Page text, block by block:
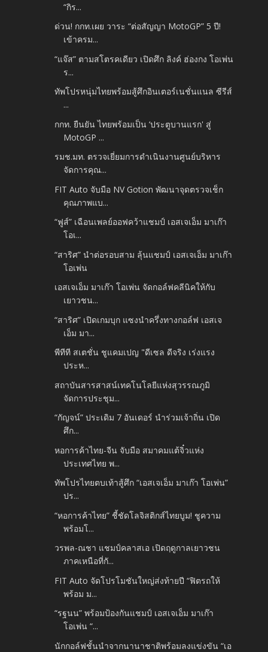
“กิร...
ด่วน! กกท.เผย วาระ “ต่อสัญญา MotoGP” 5 ปี!
เข้าครม...
“แจ๊ส” ตามสโตรคเดียว เปิดศึก ลิงค์ ฮ่องกง โอเพ่น
ร...
ทัพโปรหนุ่มไทยพร้อมสู้ศึกอินเตอร์เนชั่นแนล ซีรีส์
...
กกท. ยืนยัน ไทยพร้อมเป็น ‘ประตูบานแรก' สู่
MotoGP ...
รมช.มท. ตรวจเยี่ยมการดำเนินงานศูนย์บริหาร
จัดการคุณ...
FIT Auto จับมือ NV Gotion พัฒนาจุดตรวจเช็ก
คุณภาพแบ...
“ฟูส์” เฉือนเพลย์ออฟคว้าแชมป์ เอสเจเอ็ม มาเก๊า
โอเ...
“สาริศ” นำต่อรอบสาม ลุ้นแชมป์ เอสเจเอ็ม มาเก๊า
โอเพ่น
เอสเจเอ็ม มาเก๊า โอเพ่น จัดกอล์ฟคลีนิคให้กับ
เยาวชน...
“สาริศ” เปิดเกมบุก แซงนำครึ่งทางกอล์ฟ เอสเจ
เอ็ม มา...
พีทีที สเตชั่น ชูแคมเปญ "ดีเซล ดีจริง เร่งแรง
ประห...
สถาบันสารสาสน์เทคโนโลยีแห่งสุวรรณภูมิ
จัดการประชุม...
“กัญจน์” ประเดิม 7 อันเดอร์ นำร่วมเจ้าถิ่น เปิด
ศึก...
หอการค้าไทย-จีน จับมือ สมาคมแต้จิ๋วแห่ง
ประเทศไทย พ...
ทัพโปรไทยตบเท้าสู้ศึก “เอสเจเอ็ม มาเก๊า โอเพ่น”
ปร...
“หอการค้าไทย” ชี้ชัดโลจิสติกส์ไทยบูม! ชูความ
พร้อมโ...
วรพล-ณชา แชมป์คลาสเอ เปิดฤดูกาลเยาวชน
ภาคเหนือที่กั...
FIT Auto จัดโปรโมชันใหญ่ส่งท้ายปี “ฟิตรถให้
พร้อม ม...
“รฐนน” พร้อมป้องกันแชมป์ เอสเจเอ็ม มาเก๊า
โอเพ่น “...
นักกอล์ฟชั้นนำจากนานาชาติพร้อมลงแข่งขัน “เอ